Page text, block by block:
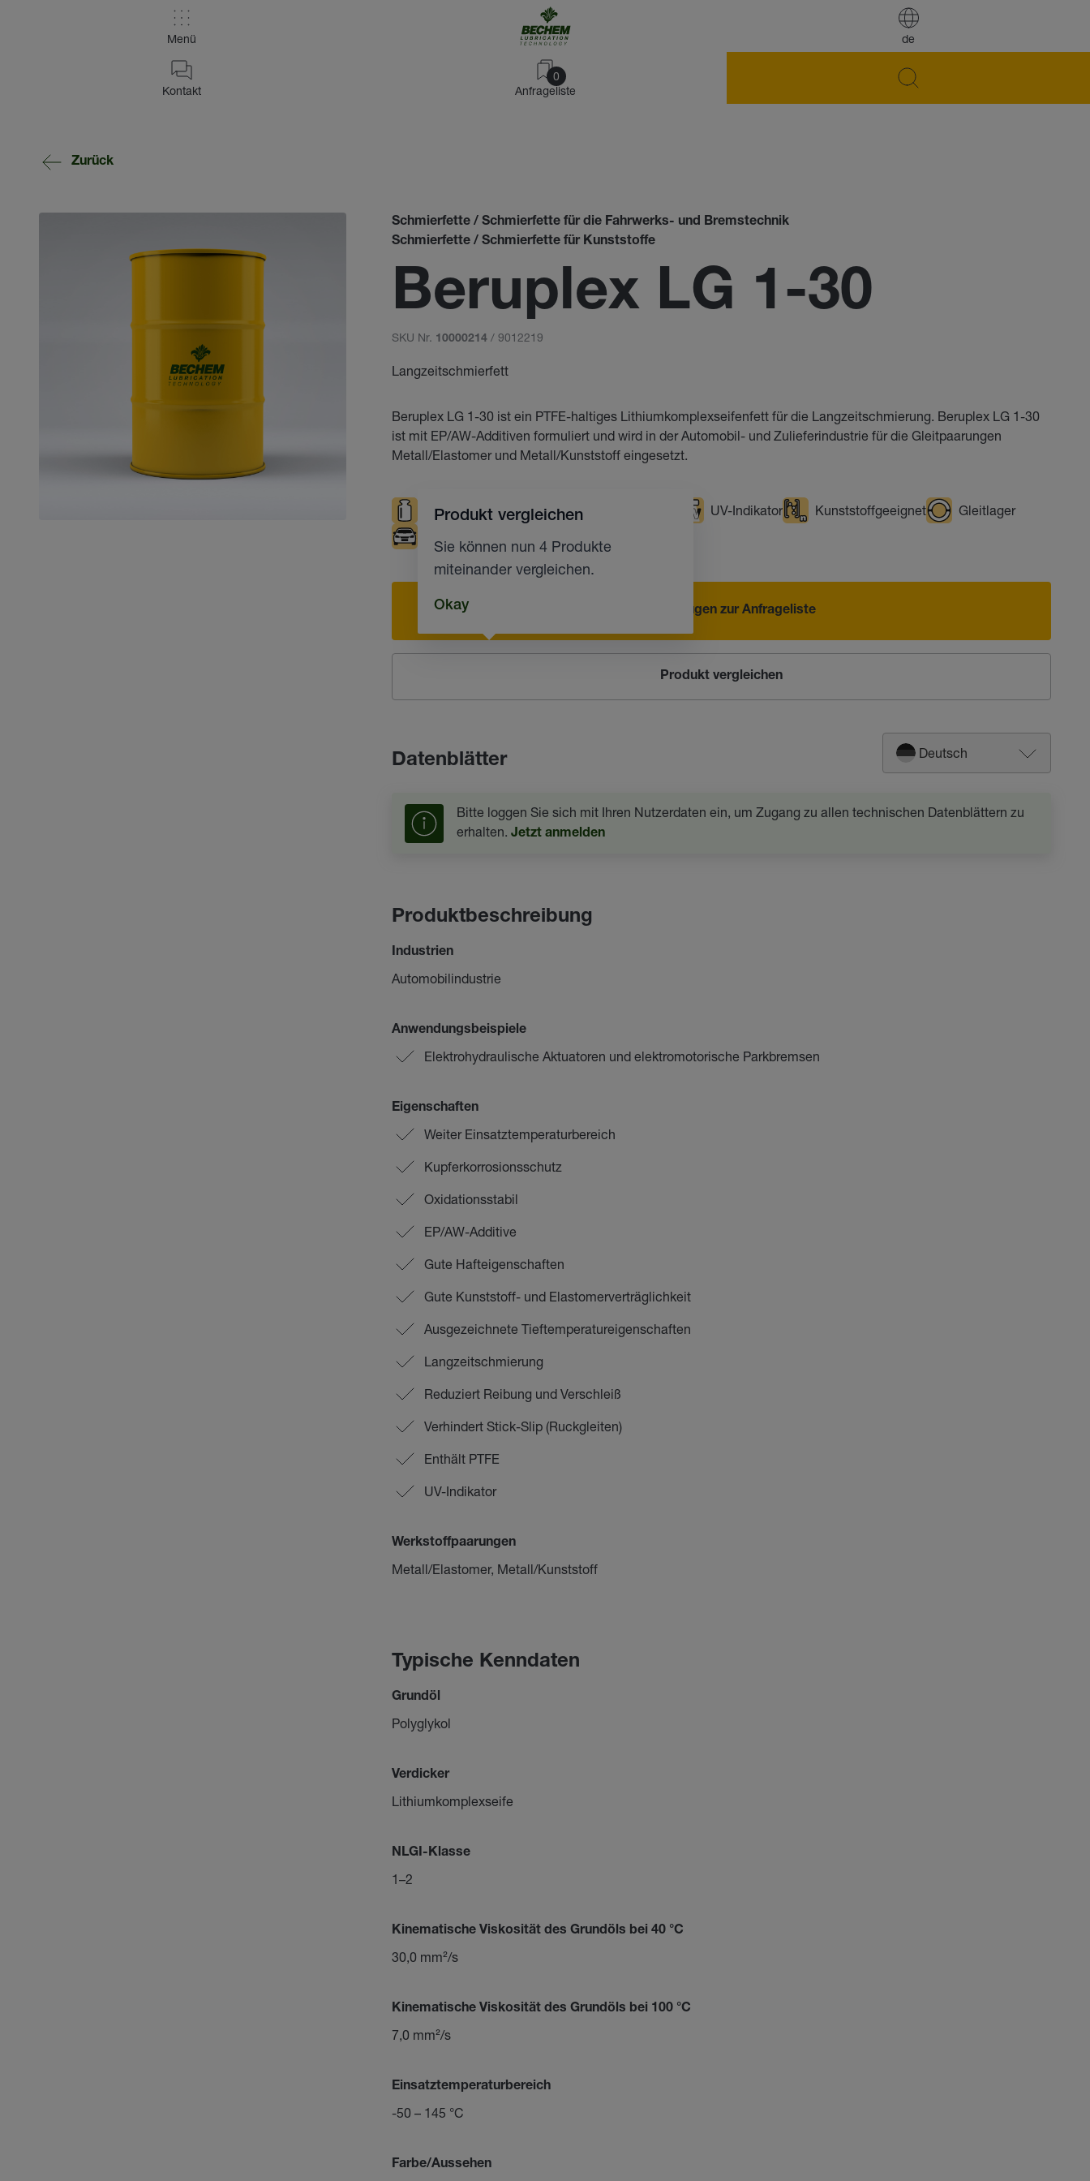
de
Menü
0
Anfrageliste
Kontakt
Zurück
Schmierfette / Schmierfette für die Fahrwerks- und Bremstechnik
Schmierfette / Schmierfette für Kunststoffe
Beruplex LG 1-30
SKU Nr. 10000214 / 9012219
Langzeitschmierfett
Beruplex LG 1-30 ist ein PTFE-haltiges Lithiumkomplexseifenfett für die Langzeitschmierung. Beruplex LG 1-30
ist mit EP/AW-Additiven formuliert und wird in der Automobil- und Zulieferindustrie für die Gleitpaarungen
Metall/Elastomer und Metall/Kunststoff eingesetzt.
Hohe Belastungen Tiefe Temperaturen UV-Indikator Kunststoffgeeignet
Gleitlager
Hinzufügen zur Anfrageliste
Produkt vergleichen
Produkt vergleichen
Sie können nun 4 Produkte
miteinander vergleichen.
Okay
Datenblätter Deutsch
Bitte loggen Sie sich mit Ihren Nutzerdaten ein, um Zugang zu allen technischen Datenblättern zu
erhalten. Jetzt anmelden
Produktbeschreibung
Industrien
Automobilindustrie
Anwendungsbeispiele
Elektrohydraulische Aktuatoren und elektromotorische Parkbremsen
Eigenschaften
Weiter Einsatztemperaturbereich
Kupferkorrosionsschutz
Oxidationsstabil
EP/AW-Additive
Gute Hafteigenschaften
Gute Kunststoff- und Elastomerverträglichkeit
Ausgezeichnete Tieftemperatureigenschaften
Langzeitschmierung
Reduziert Reibung und Verschleiß
Verhindert Stick-Slip (Ruckgleiten)
Enthält PTFE
UV-Indikator
Werkstoffpaarungen
Metall/Elastomer, Metall/Kunststoff
Typische Kenndaten
Grundöl
Polyglykol
Verdicker
Lithiumkomplexseife
NLGI-Klasse
1–2
Kinematische Viskosität des Grundöls bei 40 °C
30,0 mm²/s
Kinematische Viskosität des Grundöls bei 100 °C
7,0 mm²/s
Einsatztemperaturbereich
-50 – 145 °C
Farbe/Aussehen